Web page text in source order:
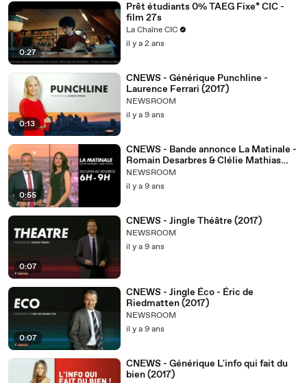
0:27
Prêt étudiants 0% TAEG Fixe* CIC -
film 27s
La Chaîne CIC
il y a 2 ans
0:13
CNEWS - Générique Punchline -
Laurence Ferrari (2017)
NEWSROOM
il y a 9 ans
0:55
CNEWS - Bande annonce La Matinale -
Romain Desarbres & Clélie Mathias
(2017)
NEWSROOM
il y a 9 ans
0:07
CNEWS - Jingle Théâtre (2017)
NEWSROOM
il y a 9 ans
0:07
CNEWS - Jingle Éco - Éric de
Riedmatten (2017)
NEWSROOM
il y a 9 ans
CNEWS - Générique L'info qui fait du
bien (2017)